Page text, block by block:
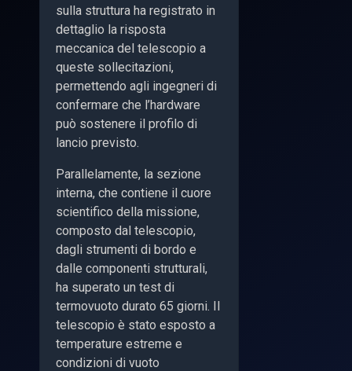
sulla struttura ha registrato in
dettaglio la risposta
meccanica del telescopio a
queste sollecitazioni,
permettendo agli ingegneri di
confermare che l’hardware
può sostenere il profilo di
lancio previsto.
Parallelamente, la sezione
interna, che contiene il cuore
scientifico della missione,
composto dal telescopio,
dagli strumenti di bordo e
dalle componenti strutturali,
ha superato un test di
termovuoto durato 65 giorni. Il
telescopio è stato esposto a
temperature estreme e
condizioni di vuoto